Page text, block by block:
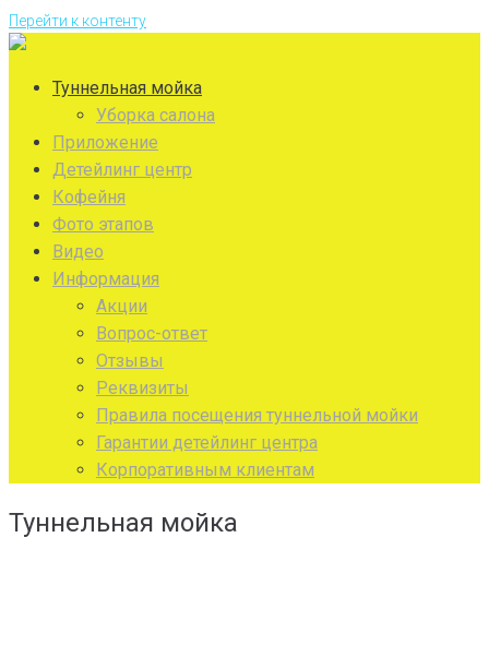
Перейти к контенту
Туннельная мойка
Уборка салона
Приложение
Детейлинг центр
Кофейня
Фото этапов
Видео
Информация
Акции
Вопрос-ответ
Отзывы
Реквизиты
Правила посещения туннельной мойки
Гарантии детейлинг центра
Корпоративным клиентам
Туннельная мойка